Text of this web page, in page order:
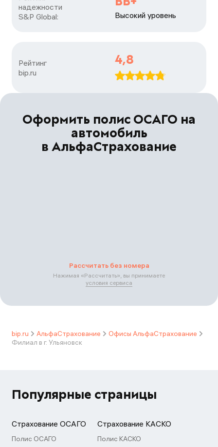
надежности
S&P Global:
Высокий уровень
Рейтинг
bip.ru
4,8
Оформить полис ОСАГО на
автомобиль
в АльфаСтрахование
Рассчитать без номера
Нажимая «Рассчитать», вы принимаете
условия сервиса
bip.ru АльфаСтрахование
Офисы АльфаСтрахование
Филиал в г. Ульяновск
Популярные страницы
Страхование ОСАГО
Полис ОСАГО
Страхование КАСКО
Полис КАСКО